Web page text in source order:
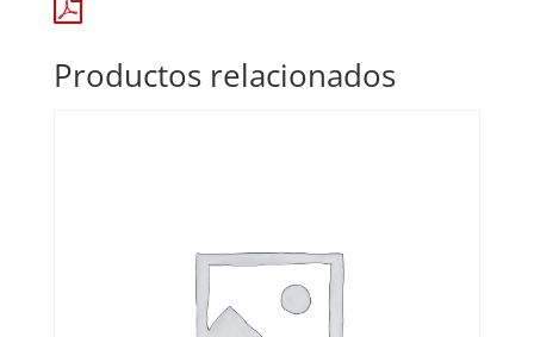
Productos relacionados